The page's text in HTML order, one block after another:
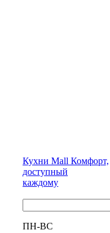
Кухни Mall Комфорт,
доступный
каждому
ПН-ВС